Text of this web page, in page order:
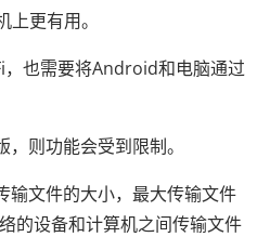
更有用。
，也需要将Android和电脑通过
则功能会受到限制。
输文件的大小，最大传输文件
的设备和计算机之间传输文件